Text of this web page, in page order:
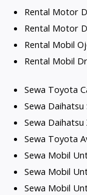
Rental Motor
Rental Motor
Rental Mobil
Rental Mobil
Sewa Toyota
Sewa Daihatsu
Sewa Daihatsu
Sewa Toyota
Sewa Mobil
Sewa Mobil
Sewa Mobil